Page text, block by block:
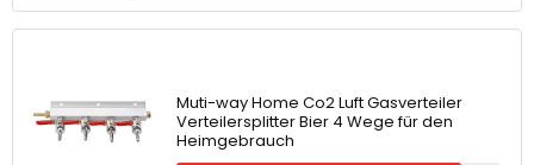
Muti-way Home Co2 Luft Gasverteiler
Verteilersplitter Bier 4 Wege für den
Heimgebrauch